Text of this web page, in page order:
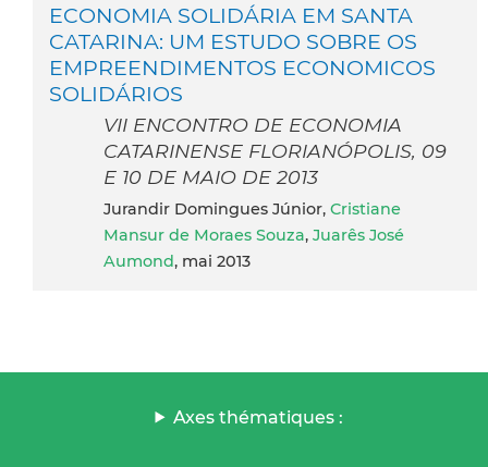
ECONOMIA SOLIDÁRIA EM SANTA
CATARINA: UM ESTUDO SOBRE OS
EMPREENDIMENTOS ECONOMICOS
SOLIDÁRIOS
VII ENCONTRO DE ECONOMIA
CATARINENSE FLORIANÓPOLIS, 09
E 10 DE MAIO DE 2013
Jurandir Domingues Júnior, Cristiane
Mansur de Moraes Souza, Juarês José
Aumond, mai 2013
Axes thématiques :